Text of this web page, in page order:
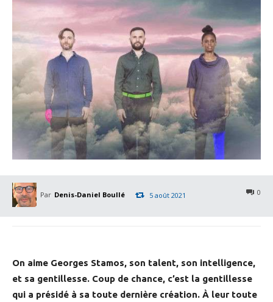
Par Denis-Daniel Boullé 0
5 août 2021
On aime Georges Stamos, son talent, son intelligence,
et sa gentillesse. Coup de chance, c’est la gentillesse
qui a présidé à sa toute dernière création. À leur toute